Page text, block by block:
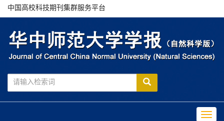
中国高校科技期刊集群服务平台